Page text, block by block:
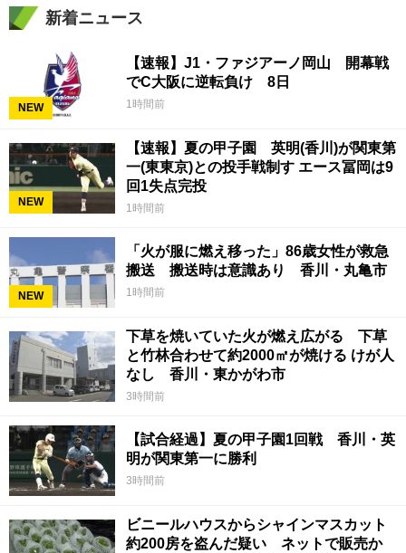
新着ニュース
NEW
【速報】J1・ファジアーノ岡山 開幕戦
でC大阪に逆転負け 8日
1時間前
NEW
【速報】夏の甲子園 英明(香川)が関東第
一(東東京)との投手戦制す エース冨岡は9
回1失点完投
1時間前
NEW
「火が服に燃え移った」86歳女性が救急
搬送 搬送時は意識あり 香川・丸亀市
1時間前
下草を焼いていた火が燃え広がる 下草
と竹林合わせて約2000㎡が焼ける けが人
なし 香川・東かがわ市
3時間前
【試合経過】夏の甲子園1回戦 香川・英
明が関東第一に勝利
3時間前
ビニールハウスからシャインマスカット
約200房を盗んだ疑い ネットで販売か